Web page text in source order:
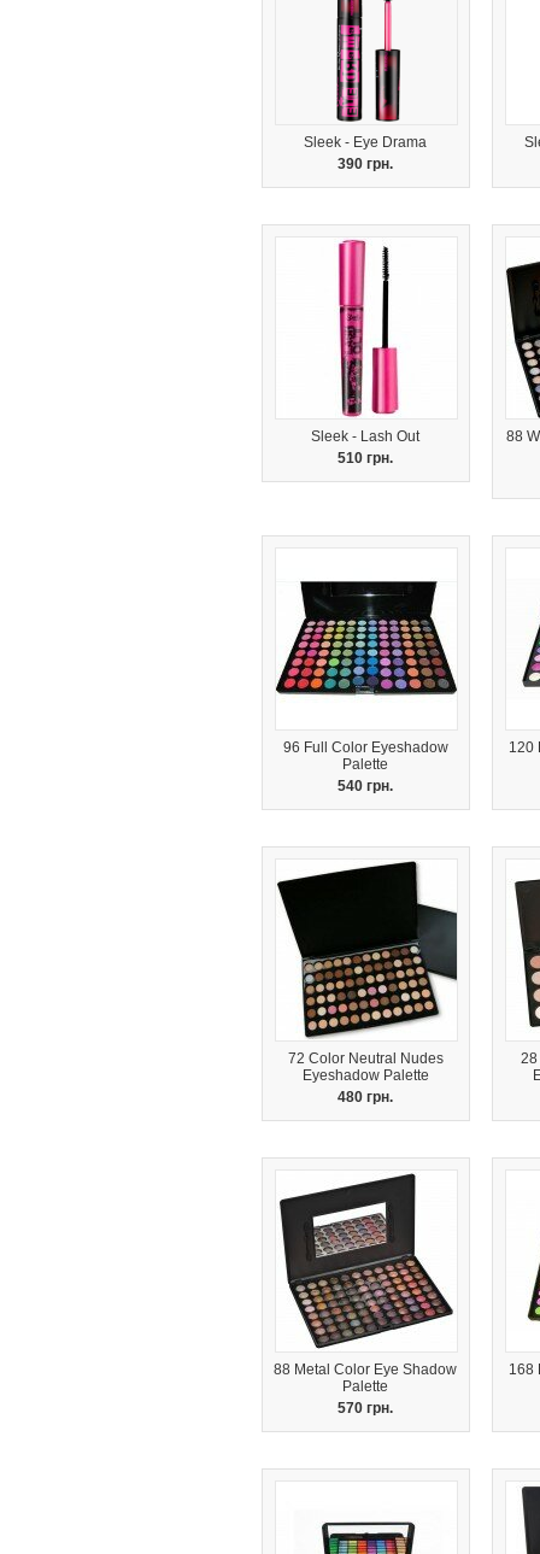
Sleek - Eye Drama
390 грн.
Sleek - Lash Out
510 грн.
88
96 Full Color Eyeshadow
Palette
540 грн.
120
72 Color Neutral Nudes
Eyeshadow Palette
480 грн.
28
88 Metal Color Eye Shadow
Palette
570 грн.
168